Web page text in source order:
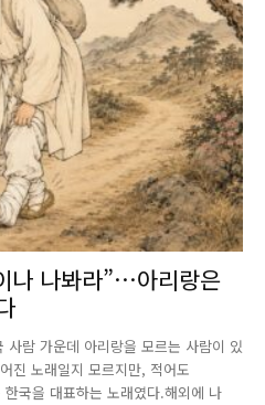
나 나봐라”…아리랑은
람 가운데 아리랑을 모르는 사람이 있
진 노래일지 모르지만, 적어도
국을 대표하는 노래였다.해외에 나